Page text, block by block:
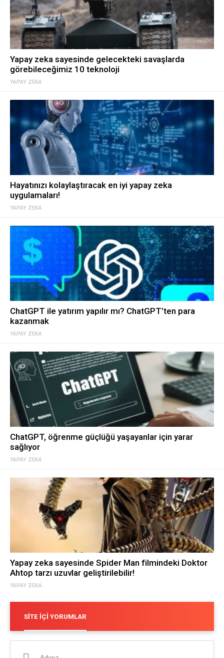
YAPAY ZEKA
Yapay zeka sayesinde gelecekteki savaşlarda
görebileceğimiz 10 teknoloji
YAPAY ZEKA
Hayatınızı kolaylaştıracak en iyi yapay zeka
uygulamaları!
YAPAY ZEKA
ChatGPT ile yatırım yapılır mı? ChatGPT’ten para
kazanmak
YAPAY ZEKA
ChatGPT, öğrenme güçlüğü yaşayanlar için yarar
sağlıyor
YAPAY ZEKA
Yapay zeka sayesinde Spider Man filmindeki Doktor
Ahtop tarzı uzuvlar geliştirilebilir!
SITE İÇI YORUMLAR